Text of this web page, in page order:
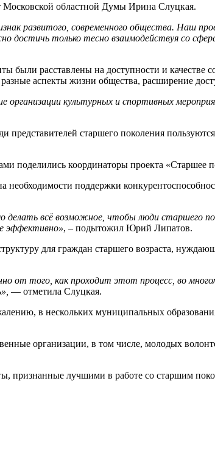
Московской областной Думы Ирина Слуцкая.
развитого, современного общества. Наш
только тесно взаимодействуя со
были расставлены на доступности и
аспекты жизни общества, расширение
организации культурных и спортивных
старшего поколения
координаторы проекта «Старшее
поддержки
делать всё возможное, чтобы люди
эффективно», – подытожил Юрий Липатов.
для граждан старшего возраста,
того, как проходит этот процесс, во
— отметила Слуцкая.
в нескольких муниципальных
организации, в том числе, молодых
признанные лучшими в работе со старшим